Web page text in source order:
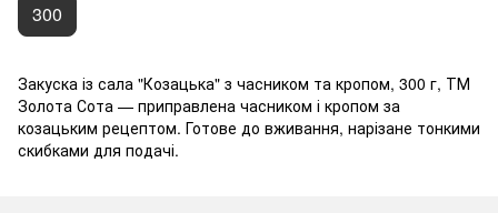
300
Закуска із сала "Козацька" з часником та кропом, 300 г, ТМ
Золота Сота — приправлена часником і кропом за
козацьким рецептом. Готове до вживання, нарізане тонкими
скибками для подачі.